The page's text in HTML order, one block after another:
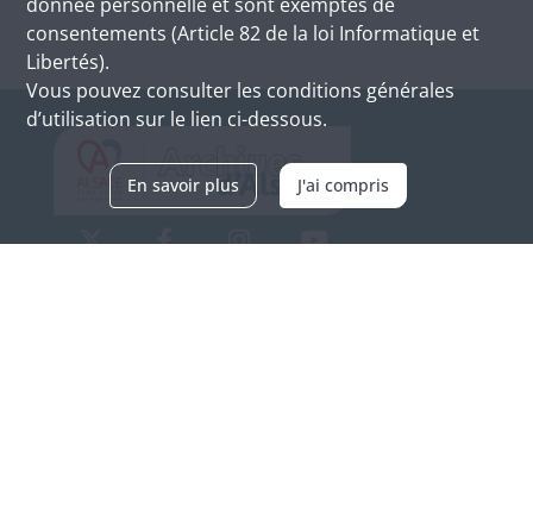
consentements (Article 82 de la loi Informatique et
Libertés).
Vous pouvez consulter les conditions générales
d’utilisation sur le lien ci-dessous.
En savoir plus J'ai compris